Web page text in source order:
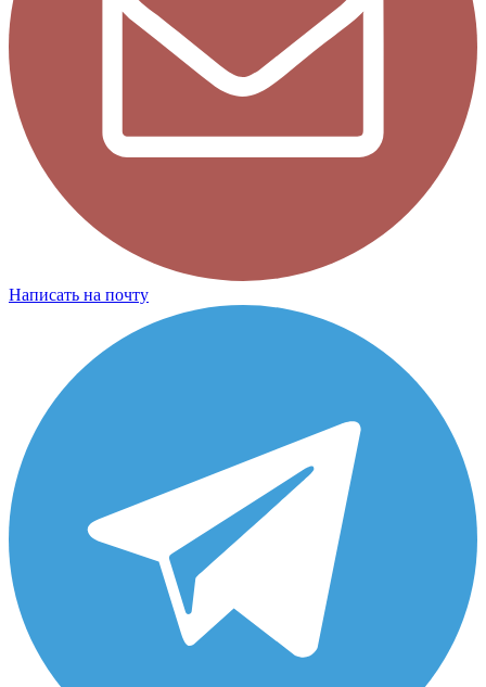
Написать на почту